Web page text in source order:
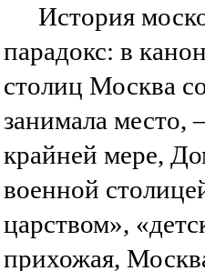
История
парадокс: в
столиц Москва
занимала место,
крайней мере,
военной
царством»,
прихожая,